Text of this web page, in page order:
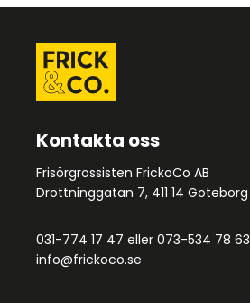
Kontakta oss
Frisörgrossisten FrickoCo AB
Drottninggatan 7, 411 14 Goteborg
031-774 17 47 eller 073-534 78 63
info@frickoco.se